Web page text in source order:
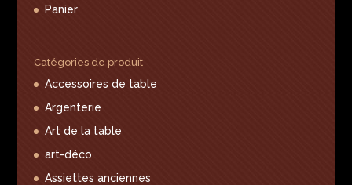
Panier
Catégories de produit
Accessoires de table
Argenterie
Art de la table
art-déco
Assiettes anciennes